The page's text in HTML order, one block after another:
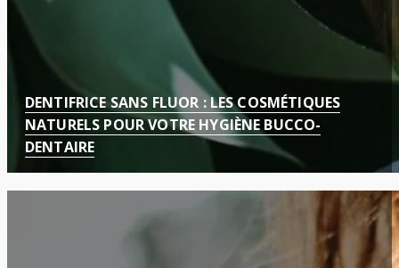
DENTIFRICE SANS FLUOR : LES COSMÉTIQUES
NATURELS POUR VOTRE HYGIÈNE BUCCO-
DENTAIRE